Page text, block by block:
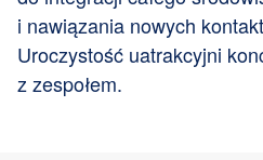
i nawiązania nowych
Uroczystość uatrakcyjni
z zespołem.